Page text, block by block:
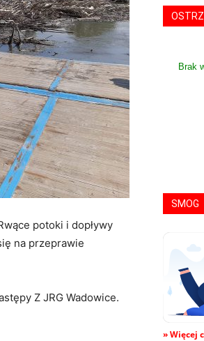
potoki i dopływy
na przeprawie
Z JRG Wadowice.
Brak
SMOG
» Więcej